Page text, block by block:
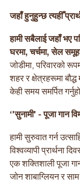
जहाँ हुनुहुन्छ त्यहीँ
हामी सबैलाई जहाँ भए
घरमा, चर्चमा, सेल
जोडीमा, परिवारको
शहर र क्षेत्रहरूमा बौद्ध
केही समय समर्पित
‘'सुनामी' - पूजा गान
हामी सुरुवात गर्न
विश्वव्यापी प्रार्थना
एक शक्तिशाली पूजा
जोन शाबाग्लियन र साम